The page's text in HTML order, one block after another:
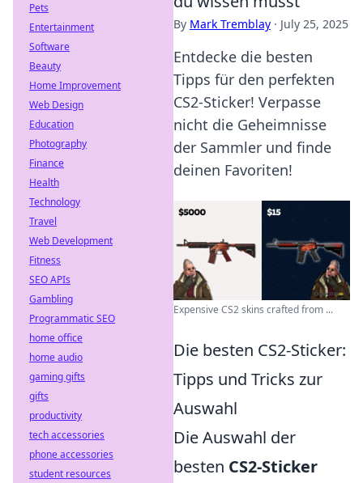
By Mark Tremblay · July 25, 2025
Entdecke die besten
Tipps für den perfekten
CS2-Sticker! Verpasse
nicht die Geheimnisse
der Sammler und finde
deinen Favoriten!
Expensive CS2 skins crafted from ...
Die besten CS2-Sticker:
Tipps und Tricks zur
Auswahl
Die Auswahl der
besten CS2-Sticker
Pets
Entertainment
Software
Beauty
Home Improvement
Web Design
Education
Photography
Finance
Health
Technology
Travel
Web Development
Fitness
SEO APIs
Gambling
Programmatic SEO
home office
home audio
gaming gifts
gifts
productivity
tech accessories
phone accessories
student resources